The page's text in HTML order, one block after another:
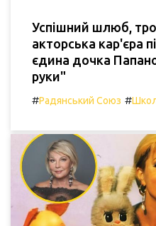
Успішний шлюб,
акторська кар'єра
єдина дочка
руки"
#Радянський Союз #